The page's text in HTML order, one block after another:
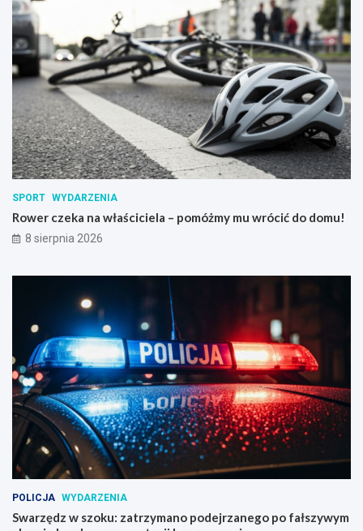
SPORT WYDARZENIA
Rower czeka na właściciela – pomóżmy mu wrócić do domu!
8 sierpnia 2026
POLICJA WYDARZENIA
Swarzędz w szoku: zatrzymano podejrzanego po fałszywym